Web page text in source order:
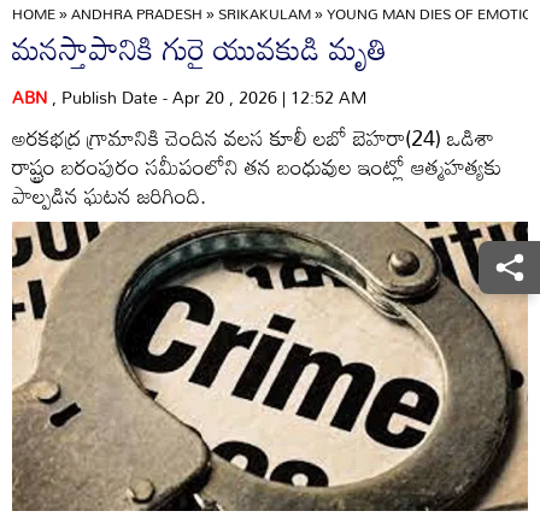
HOME»ANDHRA PRADESH»SRIKAKULAM»YOUNG MAN DIES OF
మనస్తాపానికి గురై యువకుడి మృతి
ABN, Publish Date - Apr 20 , 2026 | 12:52 AM
అరకభద్ర గ్రామానికి చెందిన వలస కూలీ లబో బెహరా(24) ఒడిశా
రాష్ట్రం బరంపురం సమీపంలోని తన బంధువుల ఇంట్లో ఆత్మహత్యకు
పాల్పడిన ఘటన జరిగింది.